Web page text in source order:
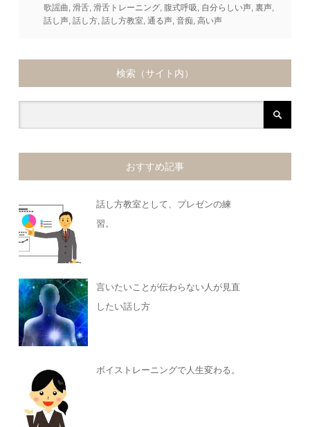
歌謡曲,滑舌,滑舌トレーニング, 腹式呼吸, 自分らしい声,裏声,
話し声,話し方,話し方教室,通る声,音痴,高い声
検索（サイト内）
おすすめ記事
話し方教室として、プレゼンの練
習。
言いたいことが伝わらない人が見直
したい話し方
ボイストレーニングで人生変わる。